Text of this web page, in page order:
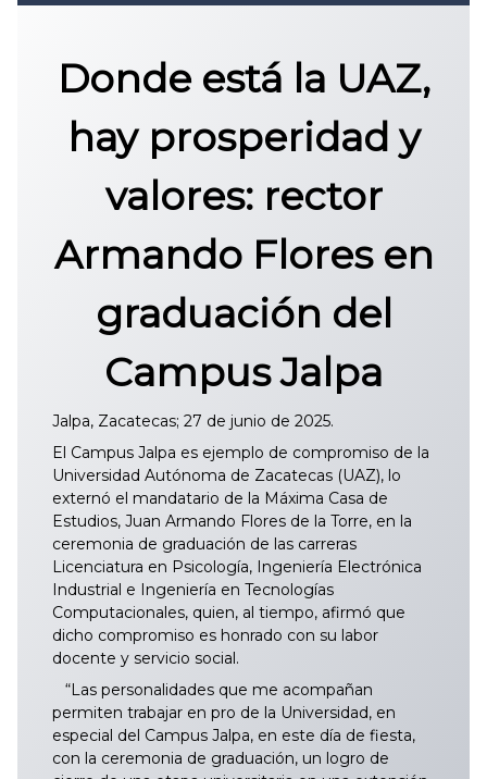
CONVOCATORIA DE INGRESO UAZ
Donde está la UAZ,
hay prosperidad y
valores: rector
Armando Flores en
graduación del
Campus Jalpa
Jalpa, Zacatecas; 27 de junio de 2025.
El Campus Jalpa es ejemplo de compromiso de la
Universidad Autónoma de Zacatecas (UAZ), lo
externó el mandatario de la Máxima Casa de
Estudios, Juan Armando Flores de la Torre, en la
ceremonia de graduación de las carreras
Licenciatura en Psicología, Ingeniería Electrónica
Industrial e Ingeniería en Tecnologías
Computacionales, quien, al tiempo, afirmó que
dicho compromiso es honrado con su labor
docente y servicio social.
“Las personalidades que me acompañan
permiten trabajar en pro de la Universidad, en
especial del Campus Jalpa, en este día de fiesta,
con la ceremonia de graduación, un logro de